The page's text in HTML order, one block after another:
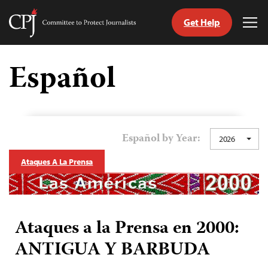
Skip
content
Committee
Journalists
Get Help
Español
Español by Year: 2026
Ataques A La Prensa
Ataques a la Prensa en 2000:
ANTIGUA Y BARBUDA